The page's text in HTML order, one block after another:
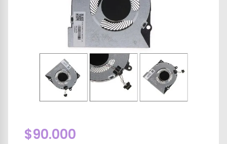
$90.000